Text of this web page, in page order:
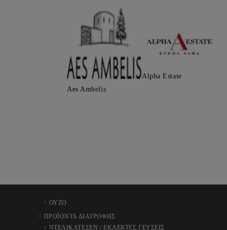
Aes Ambelis
Alpha Estate
ΟΥΖΟ
ΠΡΟΪΟΝΤΑ ΔΙΑΤΡΟΦΗΣ
ΝΤΕΛΙΚΑΤΕΣΕΝ / ΕΚΛΕΚΤΕΣ ΓΕΥΣΕΙΣ